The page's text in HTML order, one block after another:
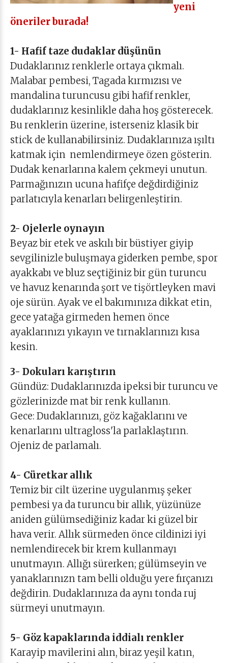
yeni
öneriler burada!
1- Hafif taze dudaklar düşünün
Dudaklarınız renklerle ortaya çıkmalı.
Malabar pembesi, Tagada kırmızısı ve
mandalina turuncusu gibi hafif renkler,
dudaklarınız kesinlikle daha hoş gösterecek.
Bu renklerin üzerine, isterseniz klasik bir
stick de kullanabilirsiniz. Dudaklarınıza ışıltı
katmak için nemlendirmeye özen gösterin.
Dudak kenarlarına kalem çekmeyi unutun.
Parmağınızın ucuna hafifçe değdirdiğiniz
parlatıcıyla kenarları belirgenleştirin.
2- Ojelerle oynayın
Beyaz bir etek ve askılı bir büstiyer giyip
sevgilinizle buluşmaya giderken pembe, spor
ayakkabı ve bluz seçtiğiniz bir gün turuncu
ve havuz kenarında şort ve tişörtleyken mavi
oje sürün. Ayak ve el bakımınıza dikkat etin,
gece yatağa girmeden hemen önce
ayaklarınızı yıkayın ve tırnaklarınızı kısa
kesin.
3- Dokuları karıştırın
Gündüz: Dudaklarınızda ipeksi bir turuncu ve
gözlerinizde mat bir renk kullanın.
Gece: Dudaklarınızı, göz kağaklarını ve
kenarlarını ultragloss'la parlaklaştırın.
Ojeniz de parlamalı.
4- Cüretkar allık
Temiz bir cilt üzerine uygulanmış şeker
pembesi ya da turuncu bir allık, yüzünüze
aniden gülümsediğiniz kadar ki güzel bir
hava verir. Allık sürmeden önce cildinizi iyi
nemlendirecek bir krem kullanmayı
unutmayın. Allığı sürerken; gülümseyin ve
yanaklarınızn tam belli olduğu yere fırçanızı
değdirin. Dudaklarınıza da aynı tonda ruj
sürmeyi unutmayın.
5- Göz kapaklarında iddialı renkler
Karayip mavilerini alın, biraz yeşil katın,